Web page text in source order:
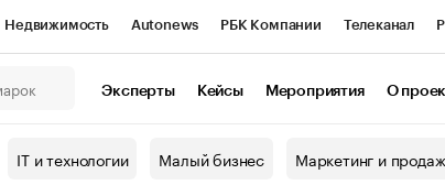
Недвижимость Autonews РБК Компании Телеканал
контрагентов
Эксперты Кейсы Мероприятия О
IT и технологии Малый бизнес Маркетинг и